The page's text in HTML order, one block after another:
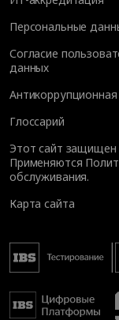
Персональные
Согласие
данных
Глоссарий
Этот сайт защищен
Применяются
обслуживания.
Карта сайта